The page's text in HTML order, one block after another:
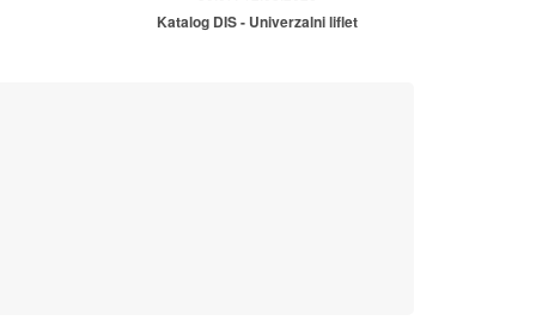
Katalog DIS - Univerzalni liflet